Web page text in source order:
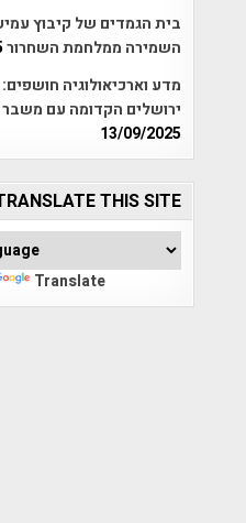
בית הגמדים של קיבוץ
השמירה ממלחמת השחרור
מדע וארכיאולוגיה
ירושלים הקדומה עם משבר
13/09/2025
THIS SITE!
Translate